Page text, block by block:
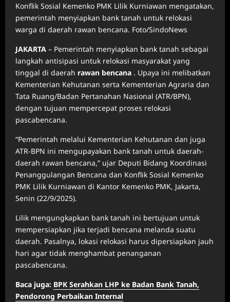
Konflik Sosial Kemenko PMK Lilik Kurniawan mengatakan,
pemerintah menyiapkan bank tanah untuk relokasi
warga di daerah rawan bencana. Foto/SindoNews
JAKARTA – Pemerintah menyiapkan bank tanah sebagai
langkah antisipasi untuk relokasi masyarakat yang
tinggal di daerah rawan bencana . Upaya ini melibatkan
Kementerian Kehutanan serta Kementerian Agraria dan
Tata Ruang/Badan Pertanahan Nasional (ATR/BPN),
dengan tujuan mempercepat proses relokasi
pascabencana.
“Pemerintah melalui Kementerian Kehutanan dan juga
ATR-BPN ini mengupayakan bank tanah untuk daerah-
daerah rawan bencana,” ujar Deputi Bidang Koordinasi
Penanggulangan Bencana dan Konflik Sosial Kemenko
PMK Lilik Kurniawan di Kantor Kemenko PMK, Jakarta,
Senin (22/9/2025).
Lilik mengungkapkan bank tanah ini bertujuan untuk
mempersiapkan jika terjadi bencana melanda suatu
daerah. Pasalnya, lokasi relokasi harus dipersiapkan jauh
hari agar tidak menghambat penanganan
pascabencana.
Baca juga: BPK Serahkan LHP ke Badan Bank Tanah,
Pendorong Perbaikan Internal